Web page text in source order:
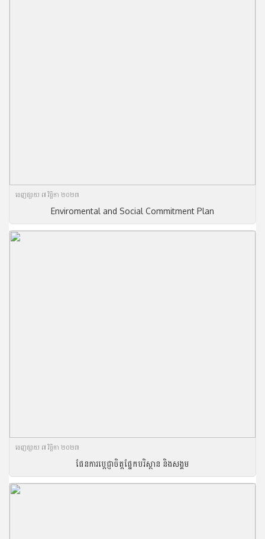
ចេញ​ផ្សាយ​ ៧ វិច្ឆិកា ២០២៣
Enviromental and Social Commitment Plan
ចេញ​ផ្សាយ​ ៧ វិច្ឆិកា ២០២៣
ផែនការប្តេជ្ញាចិត្តផ្នែកបរិស្ថាន និងសង្គម